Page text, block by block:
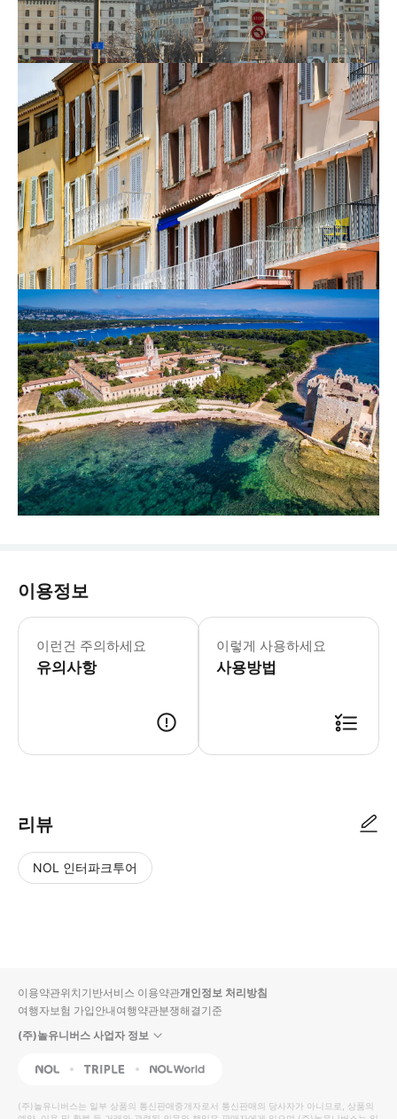
이용정보
이런건 주의하세요
유의사항
이렇게 사용하세요
사용방법
리뷰
NOL 인터파크투어
입니
다.
높
동
순
상
이용약관위치기반서비스 이용약관개인정보 처리방침
여행자보험 가입안내여행약관분쟁해결기준
(주)놀유니버스 사업자 정보
NOL Triple Interpark Global
(주)놀유니버스는 일부 상품의 통신판매중개자로서 통신판매의 당사자가 아니므로, 상품의